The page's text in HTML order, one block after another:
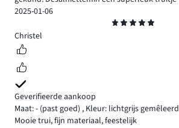
2025-01-06
5
Christel
Geverifieerde aankoop
Maat: - (past goed) , Kleur: lichtgrijs gemêleerd
Mooie trui, fijn materiaal, feestelijk